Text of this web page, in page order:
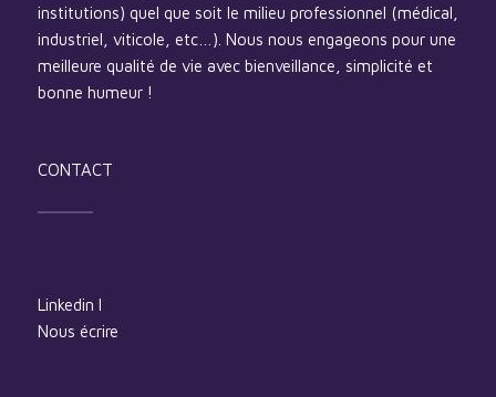
institutions) quel que soit le milieu professionnel (médical,
industriel, viticole, etc…). Nous nous engageons pour une
meilleure qualité de vie avec bienveillance, simplicité et
bonne humeur !
CONTACT
Linkedin I
Nous écrire